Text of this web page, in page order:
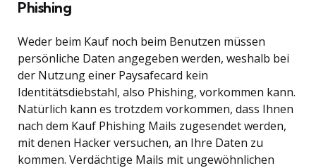
Phishing
Weder beim Kauf noch beim Benutzen müssen
persönliche Daten angegeben werden, weshalb bei
der Nutzung einer Paysafecard kein
Identitätsdiebstahl, also Phishing, vorkommen kann.
Natürlich kann es trotzdem vorkommen, dass Ihnen
nach dem Kauf Phishing Mails zugesendet werden,
mit denen Hacker versuchen, an Ihre Daten zu
kommen. Verdächtige Mails mit ungewöhnlichen